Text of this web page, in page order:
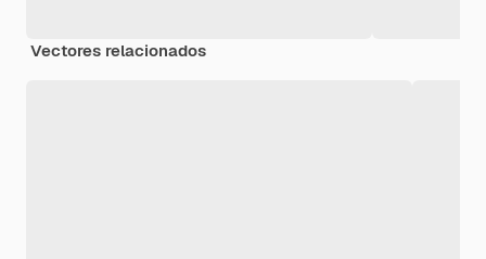
Vectores relacionados